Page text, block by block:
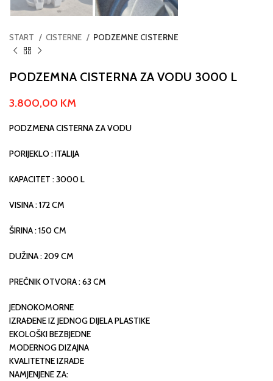
START CISTERNE PODZEMNE CISTERNE
PODZEMNA CISTERNA ZA VODU 3000 L
3.800,00 KM
PODZMENA CISTERNA ZA VODU
PORIJEKLO : ITALIJA
KAPACITET : 3000 L
VISINA : 172 CM
ŠIRINA : 150 CM
DUŽINA : 209 CM
PREČNIK OTVORA : 63 CM
JEDNOKOMORNE
IZRAĐENE IZ JEDNOG DIJELA PLASTIKE
EKOLOŠKI BEZBJEDNE
MODERNOG DIZAJNA
KVALITETNE IZRADE
NAMJENJENE ZA: